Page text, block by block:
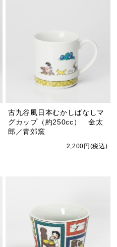
古九谷風日本むかしばなしマ
グカップ（約250cc） 金太
郎／青郊窯
2,200円(税込)